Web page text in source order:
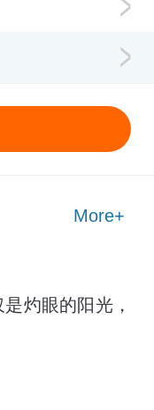
More+
灼眼的阳光，